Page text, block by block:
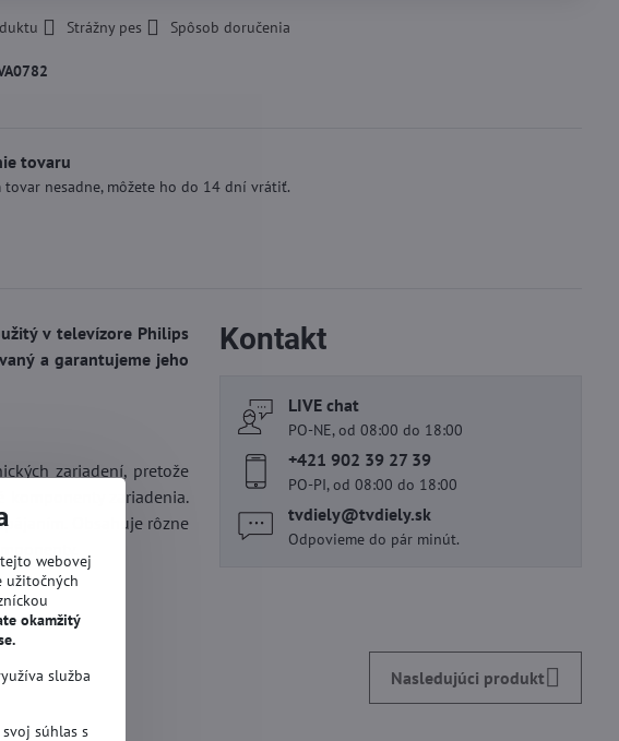
Strážny pes Spôsob doručenia
tovaru
tovar nesadne, môžete ho do 14 dní vrátiť.
v televízore Philips
a garantujeme jeho
zariadení, pretože
zariadenia.
Obsahuje rôzne
Kontakt
LIVE chat
PO-NE, od 08:00 do 18:00
+421 902 39 27 39
PO-PI, od 08:00 do 18:00
tvdiely​@tvdiely​.sk
Odpovieme do pár minút.
Nasledujúci produkt
webovej
užitočných
okamžitý
služba
súhlas s